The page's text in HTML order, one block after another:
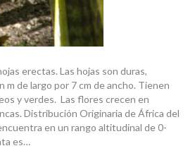
erectas. Las hojas son duras,
m de largo por 7 cm de ancho. Tienen
y verdes. Las flores crecen en
Distribución Originaria de África del
en un rango altitudinal de 0-
es…